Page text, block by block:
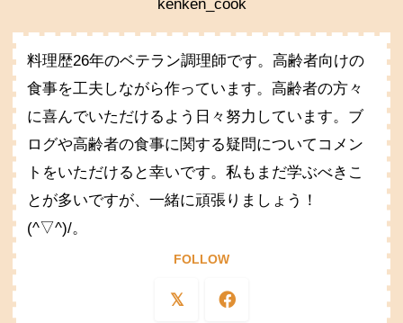
kenken_cook
料理歴26年のベテラン調理師です。高齢者向けの
食事を工夫しながら作っています。高齢者の方々
に喜んでいただけるよう日々努力しています。ブ
ログや高齢者の食事に関する疑問についてコメン
トをいただけると幸いです。私もまだ学ぶべきこ
とが多いですが、一緒に頑張りましょう！
(^▽^)/。
FOLLOW